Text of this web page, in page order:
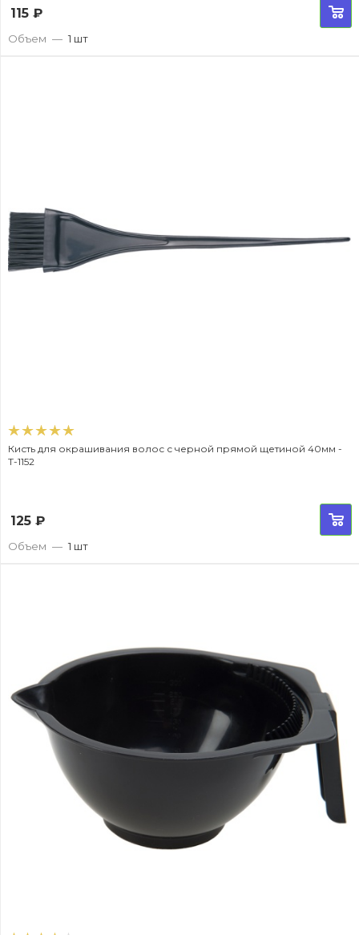
115 ₽
Объем — 1 шт
Кисть для окрашивания волос с черной прямой щетиной 40мм -
T-1152
125 ₽
Объем — 1 шт